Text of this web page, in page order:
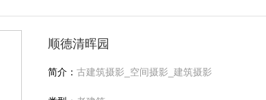
顺德清晖园
简介： 古建筑摄影_空间摄影_建筑摄影